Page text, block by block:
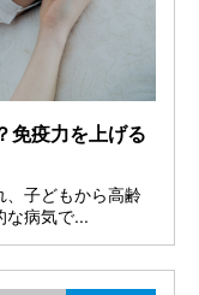
免疫力を上げる
、子どもから高齢
な病気で...